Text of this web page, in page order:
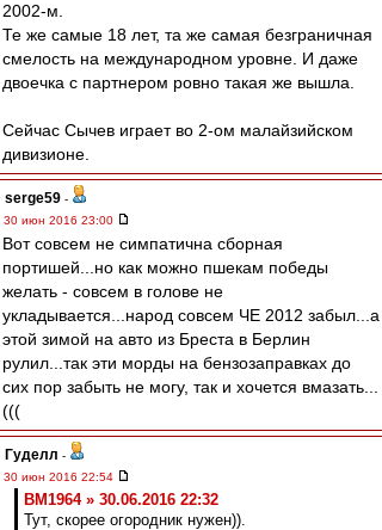
2002-м.
Те же самые 18 лет, та же самая безграничная
смелость на международном уровне. И даже
двоечка с партнером ровно такая же вышла.
Сейчас Сычев играет во 2-ом малайзийском
дивизионе.
serge59 -
30 июн 2016 23:00
Вот совсем не симпатична сборная
портишей...но как можно пшекам победы
желать - совсем в голове не
укладывается...народ совсем ЧЕ 2012 забыл...а
этой зимой на авто из Бреста в Берлин
рулил...так эти морды на бензозаправках до
сих пор забыть не могу, так и хочется вмазать...
(((
Гуделл -
30 июн 2016 22:54
BM1964 » 30.06.2016 22:32
Тут, скорее огородник нужен)).